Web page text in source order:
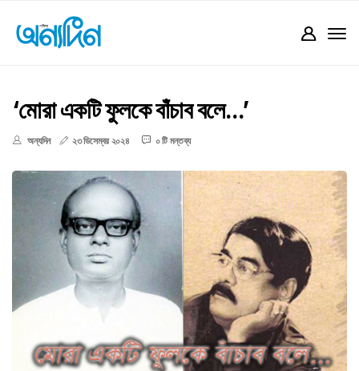
‘মোরা একটি ফুলকে বাঁচাব বলে...’
অন্যদিন ২৩ ডিসেম্বর ২০২৪ ০ টি মন্তব্য